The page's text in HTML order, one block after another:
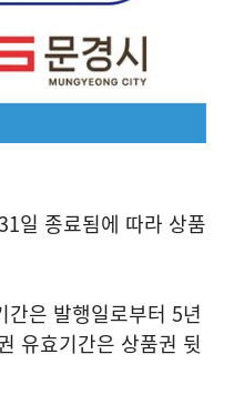
일 종료됨에 따라 상품
간은 발행일로부터 5년
유효기간은 상품권 뒷